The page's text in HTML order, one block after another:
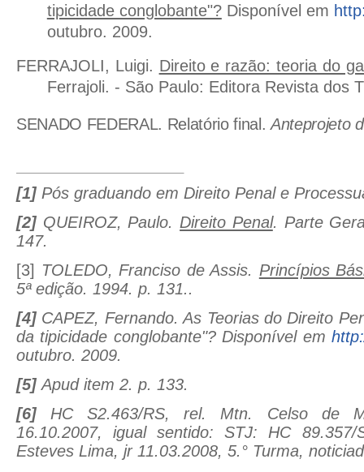
tipicidade conglobante"?Disponível em
outubro. 2009.
FERRAJOLI, Luigi. Direito e razão: teoria do
Ferrajoli. - São Paulo: Editora Revista dos
SENADO FEDERAL. Relatório final. Anteprojeto
[1] Pós graduando em Direito Penal e
[2] QUEIROZ, Paulo. Direito Penal. Parte
147.
[3] TOLEDO, Franciso de Assis. Princípios
5ª edição. 1994. p. 131..
[4] CAPEZ, Fernando. As Teorias do Direito
da tipicidade conglobante"? Disponível em
outubro. 2009.
[5] Apud item 2. p. 133.
[6]
HC S2.463/RS, rel. Mtn. Celso de
16.10.2007, igual sentido: STJ: HC 89.357/
Esteves Lima, jr 11.03.2008, 5.° Turma,